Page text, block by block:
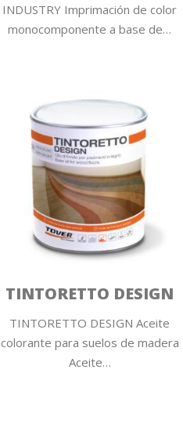
INDUSTRY Imprimación de color
monocomponente a base de…
TINTORETTO DESIGN
TINTORETTO DESIGN Aceite
colorante para suelos de madera
Aceite…